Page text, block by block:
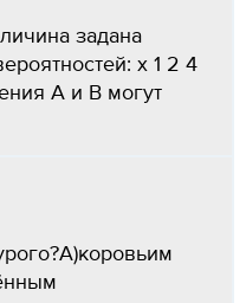
задана
х 1 2 4
А и В могут